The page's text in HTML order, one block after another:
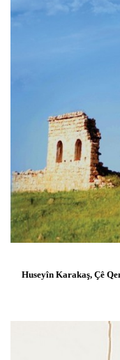
Huseyîn Karakaş, Çê